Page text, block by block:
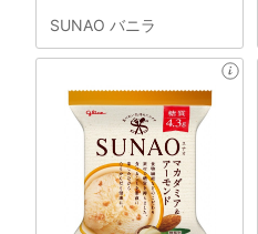
SUNAO バニラ